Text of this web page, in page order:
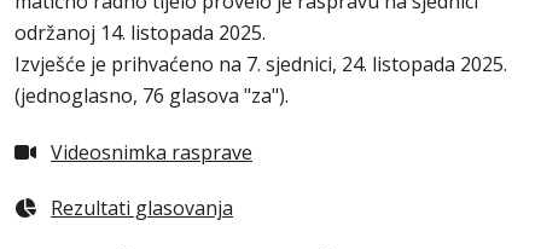
održanoj 14. listopada 2025.
Izvješće je prihvaćeno na 7. sjednici, 24. listopada 2025.
(jednoglasno, 76 glasova "za").
Videosnimka rasprave
Rezultati glasovanja